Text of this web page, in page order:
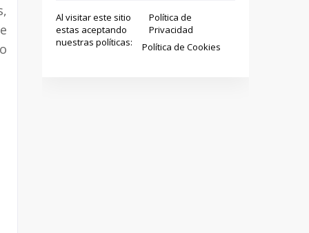
Al visitar este sitio
estas aceptando
nuestras políticas:
Política de
Privacidad
Política de Cookies